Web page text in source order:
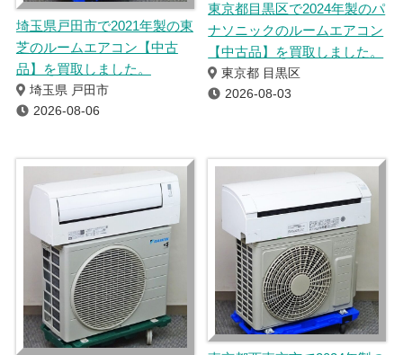
埼玉県戸田市で2021年製の東
芝のルームエアコン【中古
品】を買取しました。
埼玉県 戸田市
2026-08-06
東京都目黒区で2024年製のパ
ナソニックのルームエアコン
【中古品】を買取しました。
東京都 目黒区
2026-08-03